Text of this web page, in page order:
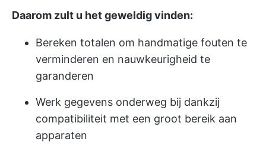
Daarom zult u het geweldig vinden:
Bereken totalen om handmatige fouten te
verminderen en nauwkeurigheid te
garanderen
Werk gegevens onderweg bij dankzij
compatibiliteit met een groot bereik aan
apparaten